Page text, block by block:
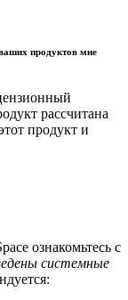
продуктов мне
рассчитана
продукт и
ознакомьтесь с
системные